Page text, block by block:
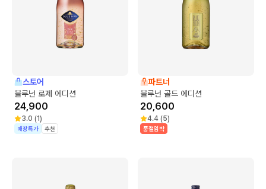
스토어
블루넌 로제 에디션
24,900
3.0 (1)
매장특가 추천
파트너
블루넌 골드 에디션
20,600
4.4 (5)
품절임박